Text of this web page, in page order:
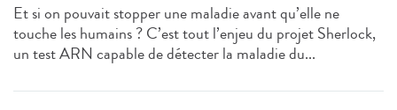
Et si on pouvait stopper une maladie avant qu’elle ne
touche les humains ? C’est tout l’enjeu du projet Sherlock,
un test ARN capable de détecter la maladie du...